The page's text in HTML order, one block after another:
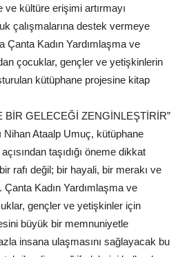
kültüre erişimi artırmayı
çalışmalarına destek vermeye
Kadın Yardımlaşma ve
çocuklar, gençler ve yetişkinlerin
kütüphane projesine kitap
BİR GELECEĞİ ZENGİNLEŞTİRİR”
Nihan Ataalp Umuç, kütüphane
taşıdığı öneme dikkat
rafı değil; bir hayali, bir merakı ve
Kadın Yardımlaşma ve
gençler ve yetişkinler için
büyük bir memnuniyetle
insana ulaşmasını sağlayacak bu